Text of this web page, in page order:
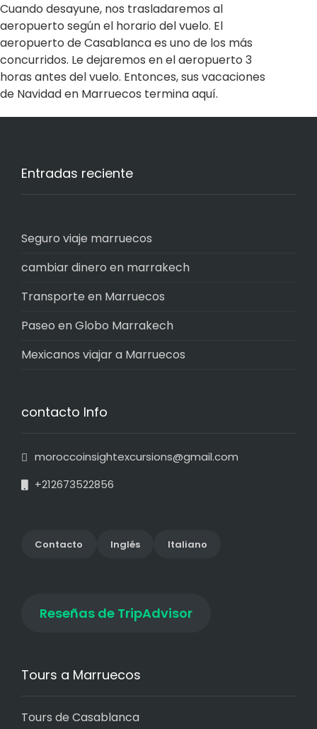
Cuando desayune, nos trasladaremos al
aeropuerto según el horario del vuelo. El
aeropuerto de Casablanca es uno de los más
concurridos. Le dejaremos en el aeropuerto 3
horas antes del vuelo. Entonces, sus vacaciones
de Navidad en Marruecos termina aquí.
Entradas reciente
Seguro viaje marruecos
cambiar dinero en marrakech
Transporte en Marruecos
Paseo en Globo Marrakech
Mexicanos viajar a Marruecos
contacto Info
moroccoinsightexcursions@gmail.com
+212673522856
Contacto Inglés Italiano
Reseñas de TripAdvisor
Tours a Marruecos
Tours de Casablanca